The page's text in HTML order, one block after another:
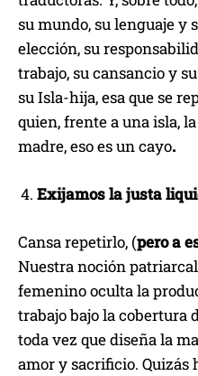
su mundo, su lenguaje y
elección, su
trabajo, su cansancio y
su Isla-hija, esa que se
quien, frente a una isla,
madre, eso es un cayo.
Exijamos la justa
Cansa repetirlo, (pero a
Nuestra noción
femenino oculta la
trabajo bajo la cobertura
toda vez que diseña la
amor y sacrificio. Quizás